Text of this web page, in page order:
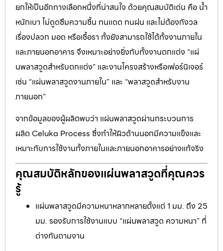
ยกให้เป็นอีกทางเลือกหนึ่งที่น่าสนใจ ด้วยคุณสมบัติเด่น คือ น้ำ
หนักเบา ไม่ดูดซึมความชื้น ทนแดด ทนฝน และไม่ต้องกังวล
เรื่องปลวก มอด หรือเชื้อรา ทั้งยังสามารถใช้ได้ทั้งงานภายใน
และภายนอกอาคาร จึงเหมาะอย่างยิ่งกับทั้งงานตกแต่ง “แผ่
นพลาสวูดสำหรับตกแต่ง” และงานโครงสร้างหรือเฟอร์นิเจอร์
เช่น “แผ่นพลาสวูดงานภายใน” และ “พลาสวูดสำหรับงาน
ภายนอก”
จากข้อมูลของผู้ผลิตพบว่า แผ่นพลาสวูดผ่านกระบวนการ
ผลิต Celuka Process ซึ่งทำให้ผิวด้านนอกมีความแข็งและ
เหมาะกับการใช้งานทั้งภายในและภายนอกอาคารอย่างแท้จริง
คุณสมบัติหลักของแผ่นพลาสวูดที่คุณควร
รู้
แผ่นพลาสวูดมีความหนาหลากหลายตั้งแต่ 1 มม. ถึง 25
มม. รองรับการใช้งานแบบ “แผ่นพลาสวูด ความหนา” ที่
ต่างกันตามงาน